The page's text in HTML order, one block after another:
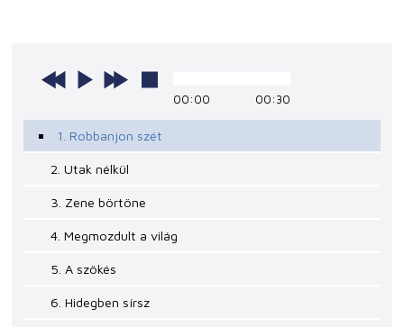
00:00 00:30
1. Robbanjon szét
2. Utak nélkül
3. Zene börtöne
4. Megmozdult a világ
5. A szökés
6. Hidegben sírsz